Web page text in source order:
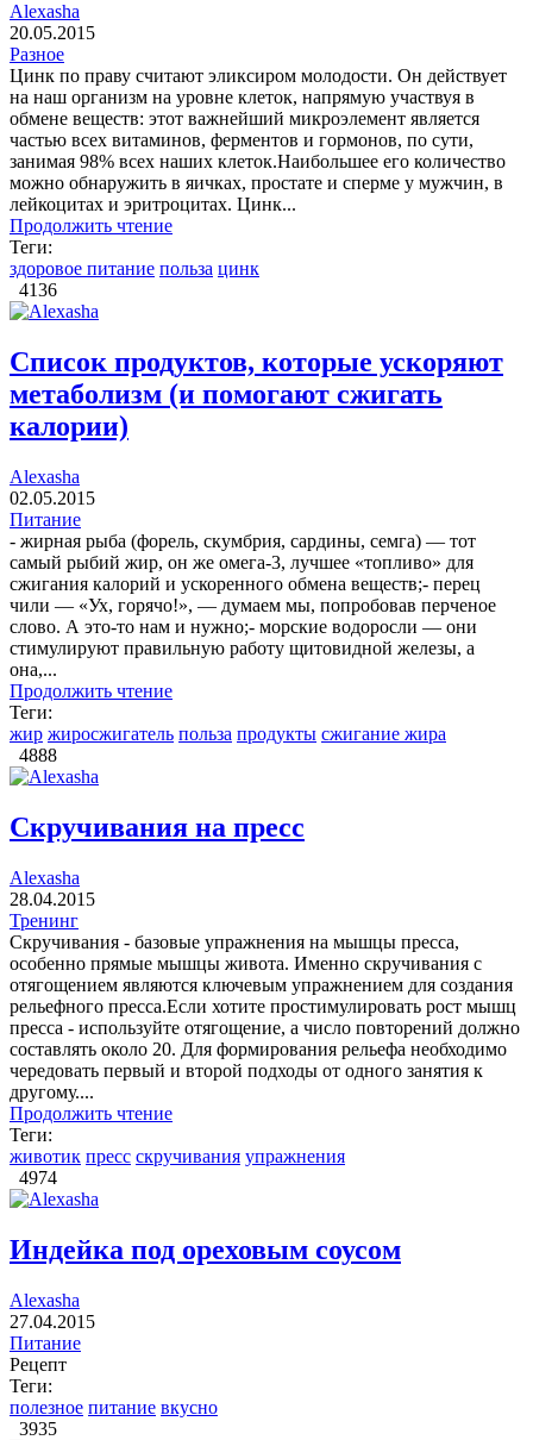
Alexasha
20.05.2015
Разное
Цинк по праву считают эликсиром молодости. Он действует
на наш организм на уровне клеток, напрямую участвуя в
обмене веществ: этот важнейший микроэлемент является
частью всех витаминов, ферментов и гормонов, по сути,
занимая 98% всех наших клеток.Наибольшее его количество
можно обнаружить в яичках, простате и сперме у мужчин, в
лейкоцитах и эритроцитах. Цинк...
Продолжить чтение
Теги:
здоровое питание польза цинк
4136
Список продуктов, которые ускоряют
метаболизм (и помогают сжигать
калории)
Alexasha
02.05.2015
Питание
- жирная рыба (форель, скумбрия, сардины, семга) — тот
самый рыбий жир, он же омега-3, лучшее «топливо» для
сжигания калорий и ускоренного обмена веществ;- перец
чили — «Ух, горячо!», — думаем мы, попробовав перченое
слово. А это-то нам и нужно;- морские водоросли — они
стимулируют правильную работу щитовидной железы, а
она,...
Продолжить чтение
Теги:
жир жиросжигатель польза продукты сжигание жира
4888
Скручивания на пресс
Alexasha
28.04.2015
Тренинг
Скручивания - базовые упражнения на мышцы пресса,
особенно прямые мышцы живота. Именно скручивания с
отягощением являются ключевым упражнением для создания
рельефного пресса.Если хотите простимулировать рост мышц
пресса - используйте отягощение, а число повторений должно
составлять около 20. Для формирования рельефа необходимо
чередовать первый и второй подходы от одного занятия к
другому....
Продолжить чтение
Теги:
животик пресс скручивания упражнения
4974
Индейка под ореховым соусом
Alexasha
27.04.2015
Питание
Рецепт
Теги:
полезное питание вкусно
3935